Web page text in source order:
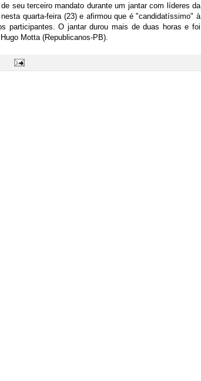
seu terceiro mandato durante um jantar com líderes da
quarta-feira (23) e afirmou que é "candidatíssimo" à
participantes. O jantar durou mais de duas horas e foi
Motta (Republicanos-PB).